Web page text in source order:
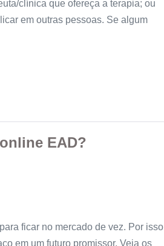
clínica que ofereça a terapia; ou
em outras pessoas. Se algum
EAD?
ficar no mercado de vez. Por isso
em um futuro promissor. Veja os